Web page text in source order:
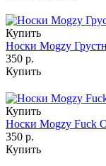
Купить
Носки Mogzy
350 р.
Купить
Купить
Носки Mogzy Fuck
350 р.
Купить